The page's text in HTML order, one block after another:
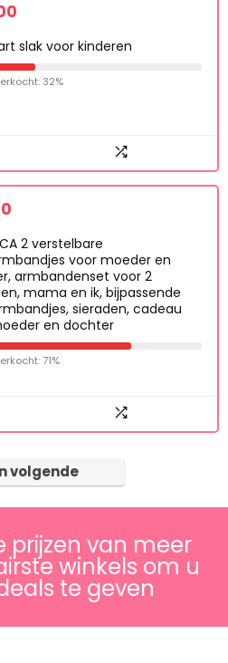
slak voor kinderen
32%
2 verstelbare
voor moeder en
armbandenset voor 2
mama en ik, bijpassende
sieraden, cadeau
en dochter
71%
volgende
prijzen van meer
winkels om u
te geven